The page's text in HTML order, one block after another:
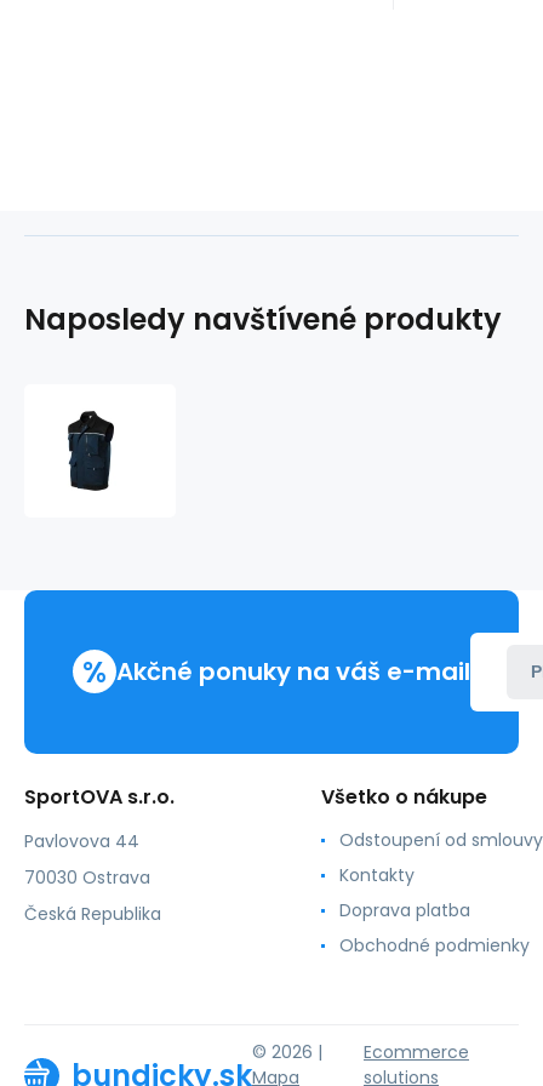
Naposledy navštívené produkty
tmavomodrá
% Akčné ponuky na váš e-mail
SportOVA s.r.o.
Pavlovova 44
70030 Ostrava
Česká Republika
Všetko o nákupe
Odstoupení od smlouvy
Kontakty
Doprava platba
Obchodné podmienky
bundicky.sk
© 2026 |
Mapa
Ecommerce
solutions